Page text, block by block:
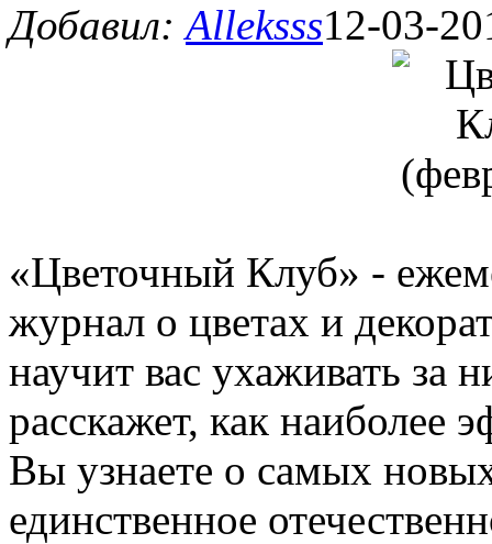
Добавил:Alleksss12-03-
«Цветочный Клуб» -
журнал о цветах и
научит вас ухаживать за
расскажет, как наиболее
Вы узнаете о самых
единственное